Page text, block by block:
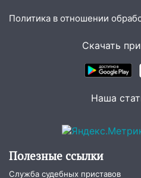
Политика в отношении
Скачать
Наша
Полезные ссылки
Служба судебных приставов